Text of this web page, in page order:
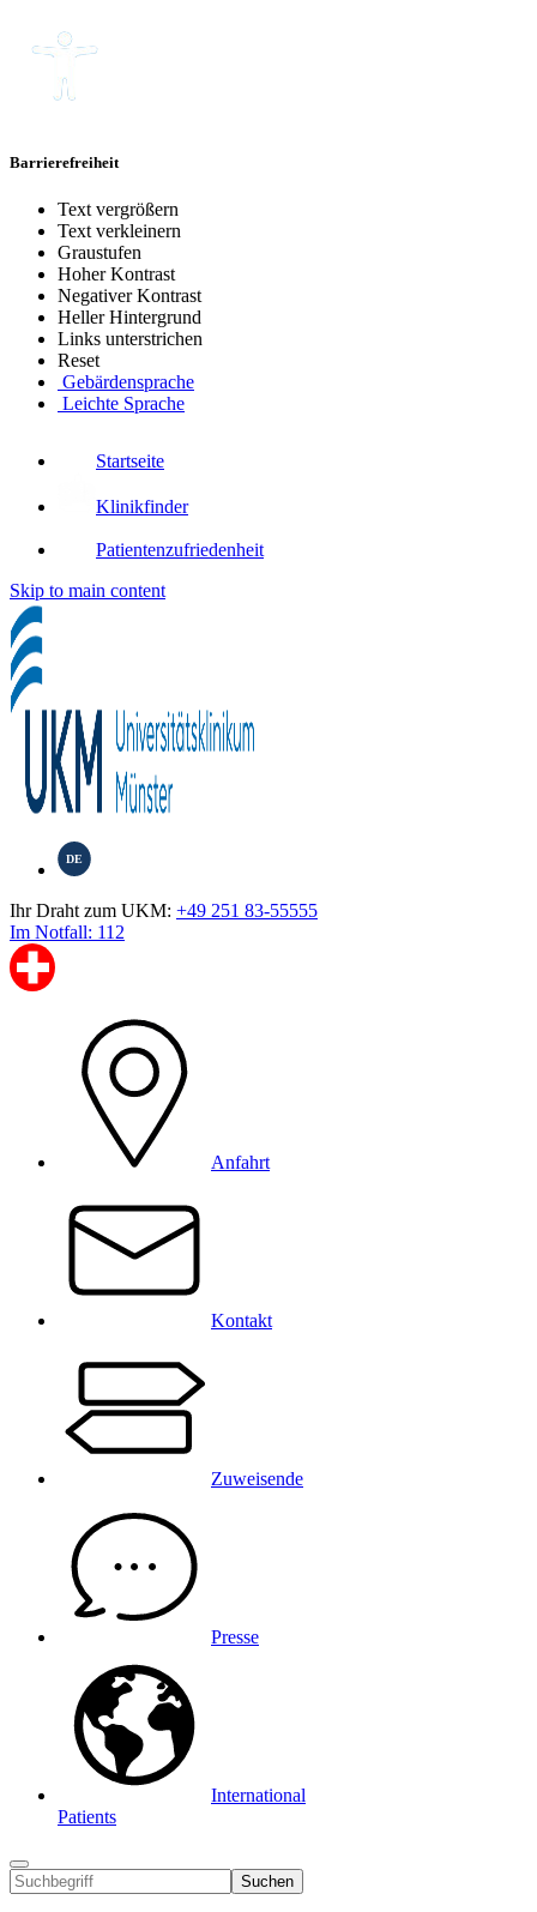
Barrierefreiheit
Text vergrößern
Text verkleinern
Graustufen
Hoher Kontrast
Negativer Kontrast
Heller Hintergrund
Links unterstrichen
Reset
Gebärdensprache
Leichte Sprache
Startseite
Klinikfinder
Patientenzufriedenheit
Skip to main content
DE
Ihr Draht zum UKM: +49 251 83-55555
Im Notfall: 112
Anfahrt
Kontakt
Zuweisende
Presse
International
Patients
Suchen